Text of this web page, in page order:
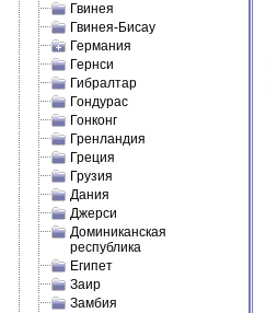
Гвинея
Гвинея-Бисау
Германия
Гернси
Гибралтар
Гондурас
Гонконг
Гренландия
Греция
Грузия
Дания
Джерси
Доминиканская
республика
Египет
Заир
Замбия